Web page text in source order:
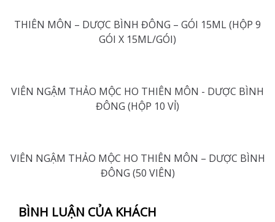
THIÊN MÔN – DƯỢC BÌNH ĐÔNG – GÓI 15ML (HỘP 9
GÓI X 15ML/GÓI)
VIÊN NGẬM THẢO MỘC HO THIÊN MÔN - DƯỢC BÌNH
ĐÔNG (HỘP 10 VỈ)
VIÊN NGẬM THẢO MỘC HO THIÊN MÔN – DƯỢC BÌNH
ĐÔNG (50 VIÊN)
BÌNH LUẬN CỦA KHÁCH